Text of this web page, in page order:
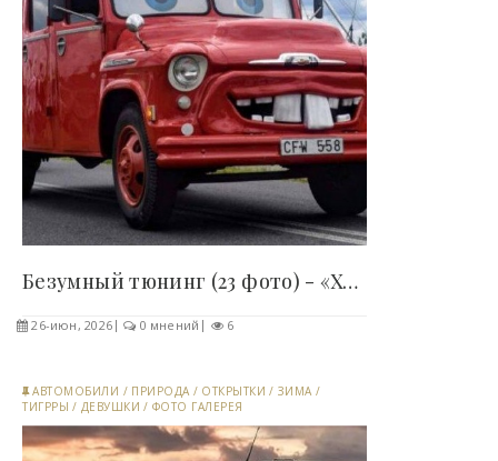
Безумный тюнинг (23 фото) - «Хорошее настроение»..
26-июн, 2026 0 мнений 6
АВТОМОБИЛИ / ПРИРОДА / ОТКРЫТКИ / ЗИМА /
ТИГРРЫ / ДЕВУШКИ / ФОТО ГАЛЕРЕЯ